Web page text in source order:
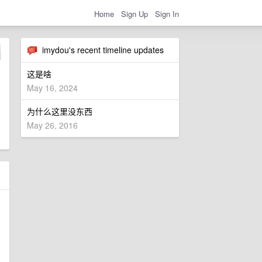
Home Sign Up Sign In
imydou's recent timeline updates
这是啥
May 16, 2024
为什么这里没东西
May 26, 2016